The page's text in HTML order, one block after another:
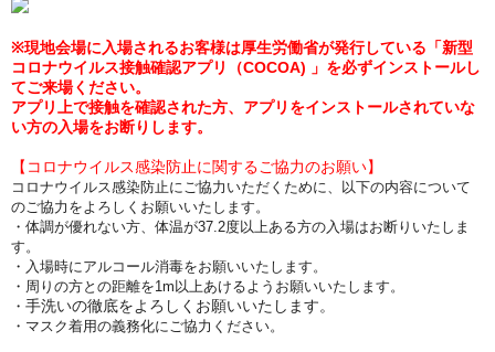
※現地会場に入場されるお客様は厚生労働省が発行している「新型
コロナウイルス接触確認アプリ（COCOA) 」を必ずインストールし
てご来場ください。
アプリ上で接触を確認された方、アプリをインストールされていな
い方の入場をお断りします。
【コロナウイルス感染防止に関するご協力のお願い】
コロナウイルス感染防止にご協力いただくために、以下の内容について
のご協力をよろしくお願いいたします。
・体調が優れない方、体温が37.2度以上ある方の入場はお断りいたしま
す。
・入場時にアルコール消毒をお願いいたします。
・周りの方との距離を1m以上あけるようお願いいたします。
・ 手洗いの徹底をよろしくお願いいたします。
・マスク着用の義務化にご協力ください。